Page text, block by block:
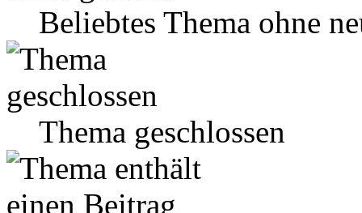
Beliebtes Thema ohne
Thema geschlossen